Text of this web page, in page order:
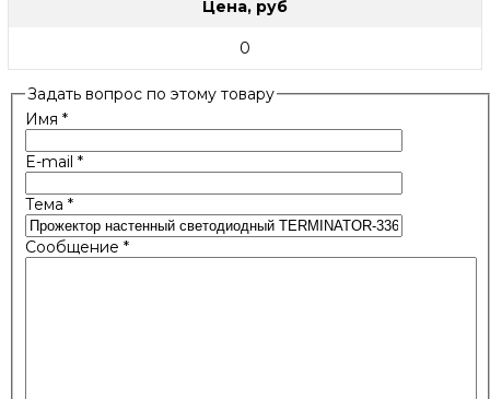
Цена, руб
0
Задать вопрос по этому товару
Имя *
E-mail *
Тема *
Сообщение *